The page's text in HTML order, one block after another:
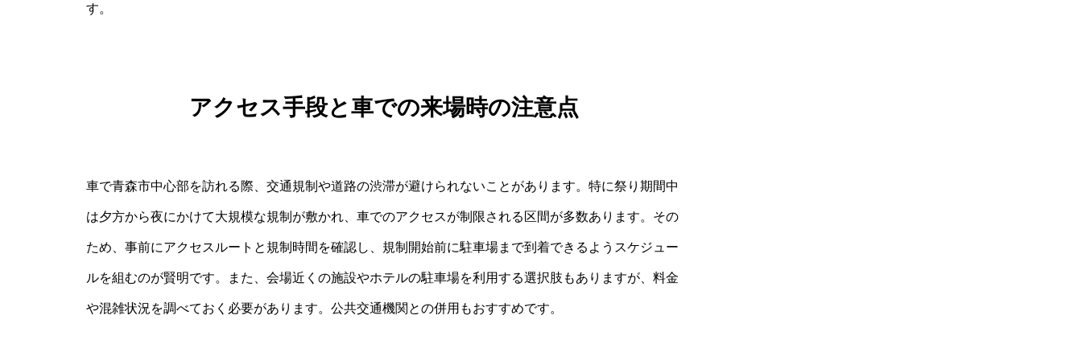
す。
アクセス手段と車での来場時の注意点
車で青森市中心部を訪れる際、交通規制や道路の渋滞が避けられないことがあります。特に祭り期間中
は夕方から夜にかけて大規模な規制が敷かれ、車でのアクセスが制限される区間が多数あります。その
ため、事前にアクセスルートと規制時間を確認し、規制開始前に駐車場まで到着できるようスケジュー
ルを組むのが賢明です。また、会場近くの施設やホテルの駐車場を利用する選択肢もありますが、料金
や混雑状況を調べておく必要があります。公共交通機関との併用もおすすめです。